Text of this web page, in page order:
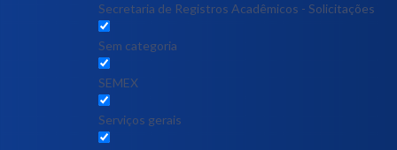
Secretaria de Registros Acadêmicos - Solicitações
Sem categoria
SEMEX
Serviços gerais